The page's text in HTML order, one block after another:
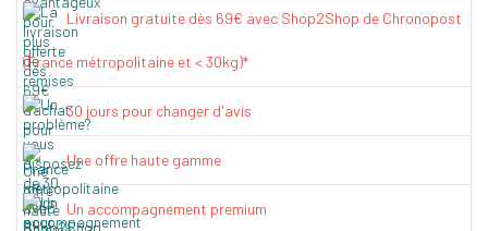
Livraison gratuite dès 69€ avec Shop2Shop de Chronopost
(France métropolitaine et < 30kg)*
30 jours pour changer d'avis
Une offre haute gamme
Un accompagnement premium